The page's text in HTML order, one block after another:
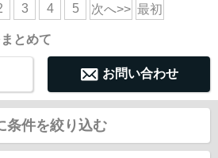
3 4 5 次へ>> 最初
とめて
お問い合わせ
条件を絞り込む